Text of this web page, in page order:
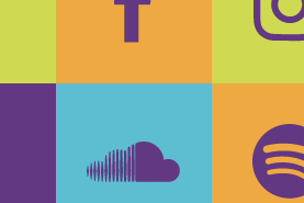
Facebook